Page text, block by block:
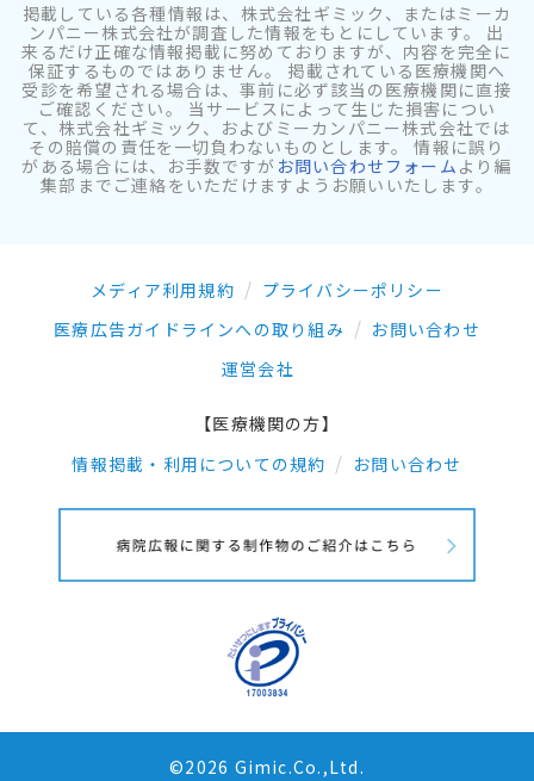
掲載している各種情報は、株式会社ギミック、またはミーカ
ンパニー株式会社が調査した情報をもとにしています。 出
来るだけ正確な情報掲載に努めておりますが、内容を完全に
保証するものではありません。 掲載されている医療機関へ
受診を希望される場合は、事前に必ず該当の医療機関に直接
ご確認ください。 当サービスによって生じた損害につい
て、株式会社ギミック、およびミーカンパニー株式会社では
その賠償の責任を一切負わないものとします。 情報に誤り
がある場合には、お手数ですが お問い合わせフォーム より編
集部までご連絡をいただけますようお願いいたします。
メディア利用規約
プライバシーポリシー
医療広告ガイドラインへの取り組み
お問い合わせ
運営会社
【医療機関の方】
情報掲載・利用についての規約
お問い合わせ
©2026 Gimic.Co.,Ltd.